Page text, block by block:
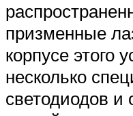
призменные
корпусе этого
несколько
светодиодов и